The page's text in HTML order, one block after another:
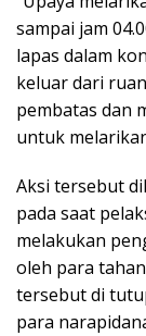
sampai jam
lapas dalam
keluar dari
pembatas dan
untuk
Aksi tersebut
pada saat
melakukan
oleh para
tersebut di
para